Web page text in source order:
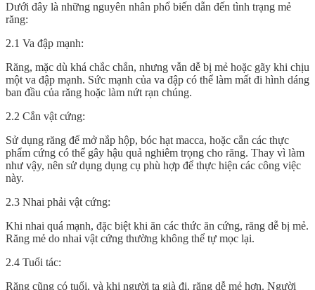
Dưới đây là những nguyên nhân phổ biến dẫn đến tình trạng mẻ
răng:
2.1 Va đập mạnh:
Răng, mặc dù khá chắc chắn, nhưng vẫn dễ bị mẻ hoặc gãy khi chịu
một va đập mạnh. Sức mạnh của va đập có thể làm mất đi hình dáng
ban đầu của răng hoặc làm nứt rạn chúng.
2.2 Cắn vật cứng:
Sử dụng răng để mở nắp hộp, bóc hạt macca, hoặc cắn các thực
phẩm cứng có thể gây hậu quả nghiêm trọng cho răng. Thay vì làm
như vậy, nên sử dụng dụng cụ phù hợp để thực hiện các công việc
này.
2.3 Nhai phải vật cứng:
Khi nhai quá mạnh, đặc biệt khi ăn các thức ăn cứng, răng dễ bị mẻ.
Răng mẻ do nhai vật cứng thường không thể tự mọc lại.
2.4 Tuổi tác:
Răng cũng có tuổi, và khi người ta già đi, răng dễ mẻ hơn. Người